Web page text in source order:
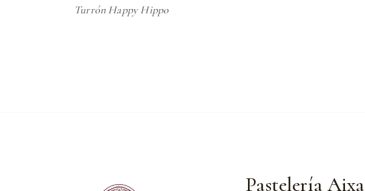
Turrón Happy Hippo
Pastelería Aixa